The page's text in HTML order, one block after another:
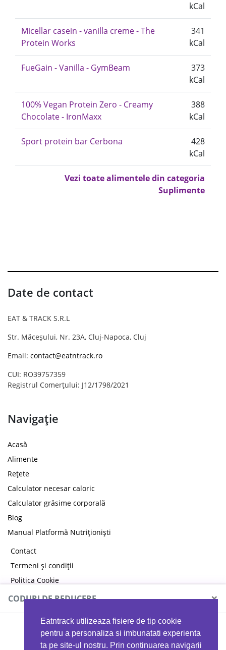
Eatntrack utilizeaza fisiere de tip cookie
pentru a personaliza si imbunatati experienta
ta pe site-ul nostru. Prin continuarea navigarii
kCal
Micellar casein - vanilla creme - The
Protein Works
341
kCal
FueGain - Vanilla - GymBeam
373
kCal
100% Vegan Protein Zero - Creamy
Chocolate - IronMaxx
388
kCal
Sport protein bar Cerbona
428
kCal
Vezi toate alimentele din categoria
Suplimente
Date de contact
EAT & TRACK S.R.L
Str. Măceșului, Nr. 23A, Cluj-Napoca, Cluj
Email: contact@eatntrack.ro
CUI: RO39757359
Registrul Comerțului: J12/1798/2021
Navigație
Acasă
Alimente
Rețete
Calculator necesar caloric
Calculator grăsime corporală
Blog
Manual Platformă Nutriționiști
Contact
Termeni și condiții
Politica Cookie
Politica de confidențialitate
CODURI DE REDUCERE ×
MYPROTEIN